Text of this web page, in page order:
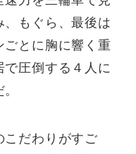
もぐら、最後は
とに胸に響く重
圧倒する４人に
こだわりがすご